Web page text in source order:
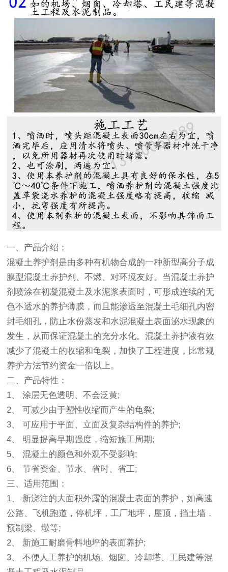
一、产品介绍：
混凝土养护剂是由多种有机物合成的一种新型高分子成
膜型混凝土养护剂、不燃、对环境友好。当混凝土养护
剂喷涂在初凝混凝土及水泥浆表面时，可形成连续的无
色不透水的养护薄膜，而且能渗透至混凝土毛细孔内密
封毛细孔，防止水份蒸发和水泥混凝土表面泌水现象的
发生，从而保证混凝土的充分水化。混凝土养护液有效
减少了混凝土的收缩和龟裂，加快了工程进度，比常规
养护方法节约资金一倍以上。
二、产品特性 ：
1、 涂层无色透明、不会泛黄;
2、 可减少由于塑性收缩而产生的龟裂;
3、 可应用于平面、立面及复杂结构件的养护;
4、 明显提高早期强度，缩短施工周期;
5、 混凝土的颜色和外观不受影响;
6、 节省资金、节水、省时、省工;
三、适用范围：
1、 新浇注的大面积外露的混凝土表面的养护，如高速
公路、飞机跑道，停机坪，工厂地坪，屋顶，挡土墙，
预制梁、墩等;
2、 新施工耐磨骨料地坪的表面养护;
3、 不便人工养护的机场、烟囱、冷却塔、工民建等混